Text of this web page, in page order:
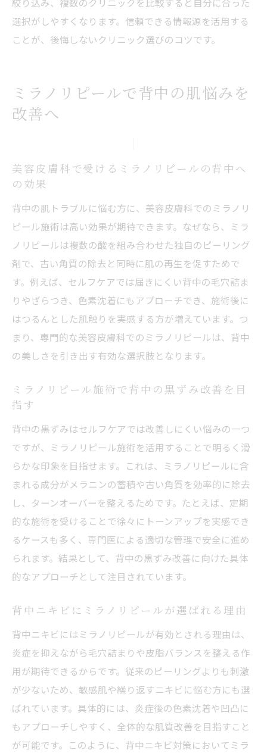
背中ピーリングの適切な頻度と安全性の確
保
美容皮膚科で相談したい施術の禁忌事項と
ミラノリピール施術後の背中ケアと注意点
背中の黒ずみ改善に役立つセルフケアのコツ
ミラノリピール後の黒ずみ対策セルフケア
術
美容皮膚科を活用した背中黒ずみ改善アド
バイス
背中ケアで押さえたい保湿と紫外線対策の
ポイント
美容皮膚科医おすすめの背中セルフケア方
法
ミラノリピール後のトラブル回避セルフケ
アの工夫
美容皮膚科を活用した背中美肌づくりの秘
訣
ミラノリピールで叶える美しい後ろ姿への
道
美容皮膚科で自信が持てる背中を目指す方
法
背中ケアを継続するための美容皮膚科活用
のコツ
美容皮膚科とセルフケアの組み合わせで理
ポイント
絞り込み、複数のクリニックを比較すると自分に合った
選択がしやすくなります。信頼できる情報源を活用する
ことが、後悔しないクリニック選びのコツです。
ミラノリピールで背中の肌悩みを
改善へ
美容皮膚科で受けるミラノリピールの背中へ
の効果
背中の肌トラブルに悩む方に、美容皮膚科でのミラノリ
ピール施術は高い効果が期待できます。なぜなら、ミラ
ノリピールは複数の酸を組み合わせた独自のピーリング
剤で、古い角質の除去と同時に肌の再生を促すためで
す。例えば、セルフケアでは届きにくい背中の毛穴詰ま
りやざらつき、色素沈着にもアプローチでき、施術後に
はつるんとした肌触りを実感する方が増えています。つ
まり、専門的な美容皮膚科でのミラノリピールは、背中
の美しさを引き出す有効な選択肢となります。
ミラノリピール施術で背中の黒ずみ改善を目
指す
背中の黒ずみはセルフケアでは改善しにくい悩みの一つ
ですが、ミラノリピール施術を活用することで明るく滑
らかな印象を目指せます。これは、ミラノリピールに含
まれる成分がメラニンの蓄積や古い角質を効率的に除去
し、ターンオーバーを整えるためです。たとえば、定期
的な施術を受けることで徐々にトーンアップを実感でき
るケースも多く、専門医による適切な管理で安全に進め
られます。結果として、背中の黒ずみ改善に向けた具体
的なアプローチとして注目されています。
背中ニキビにミラノリピールが選ばれる理由
背中ニキビにはミラノリピールが有効とされる理由は、
炎症を抑えながら毛穴詰まりや皮脂バランスを整える作
用が期待できるからです。従来のピーリングよりも刺激
が少ないため、敏感肌や繰り返すニキビに悩む方にも選
ばれています。具体的には、炎症後の色素沈着や凹凸に
もアプローチしやすく、全体的な肌質改善を目指すこと
が可能です。このように、背中ニキビ対策においてミラ